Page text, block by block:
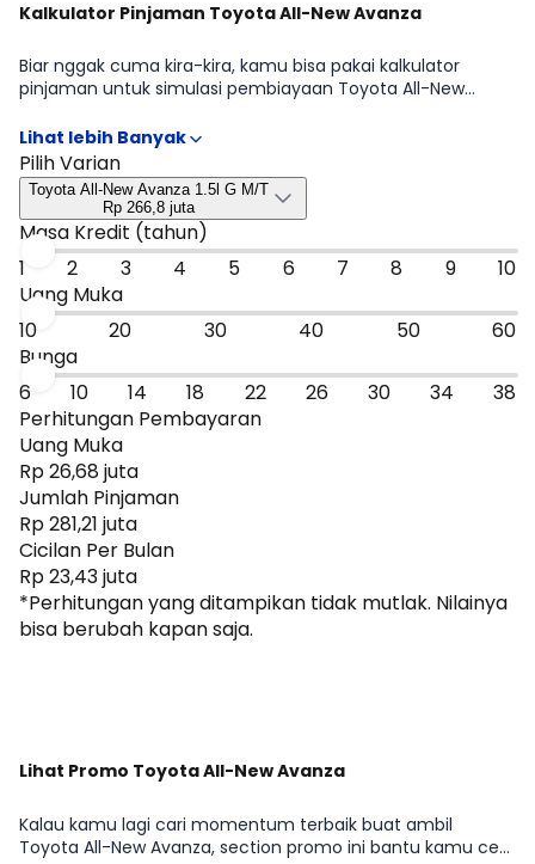
Kalkulator Pinjaman Toyota All-New Avanza
Biar nggak cuma kira-kira, kamu bisa pakai kalkulator
pinjaman untuk simulasi pembiayaan Toyota All-New
estimasi cicilan per bulan. Hasilnya bisa jadi patokan cepat
untuk menyaring tipe Toyota All-New Avanza 1.5l G M/T,
Toyota All-New Avanza 1.3l E M/T, Toyota All-New Avanza 1.5l
G CVT, Toyota All-New Avanza 1.3l E CVT yang paling masuk
budget, sebelum kamu lanjut ke promo atau bandingkan
dengan mobil sejenis.
Pilih Varian
Toyota All-New Avanza 1.5l G M/T
Rp 266,8 juta
Masa Kredit (tahun)
1
2 3 4 5 6 7 8 9
10
Uang Muka
10
20 30 40 50
60
Bunga
6
10 14 18 22 26 30 34
38
Perhitungan Pembayaran
Uang Muka
Rp 26,68 juta
Jumlah Pinjaman
Rp 281,21 juta
Cicilan Per Bulan
Rp 23,43 juta
*Perhitungan yang ditampikan tidak mutlak. Nilainya
bisa berubah kapan saja.
Lihat Promo Toyota All-New Avanza
Kalau kamu lagi cari momentum terbaik buat ambil
Toyota All-New Avanza, section promo ini bantu kamu cek